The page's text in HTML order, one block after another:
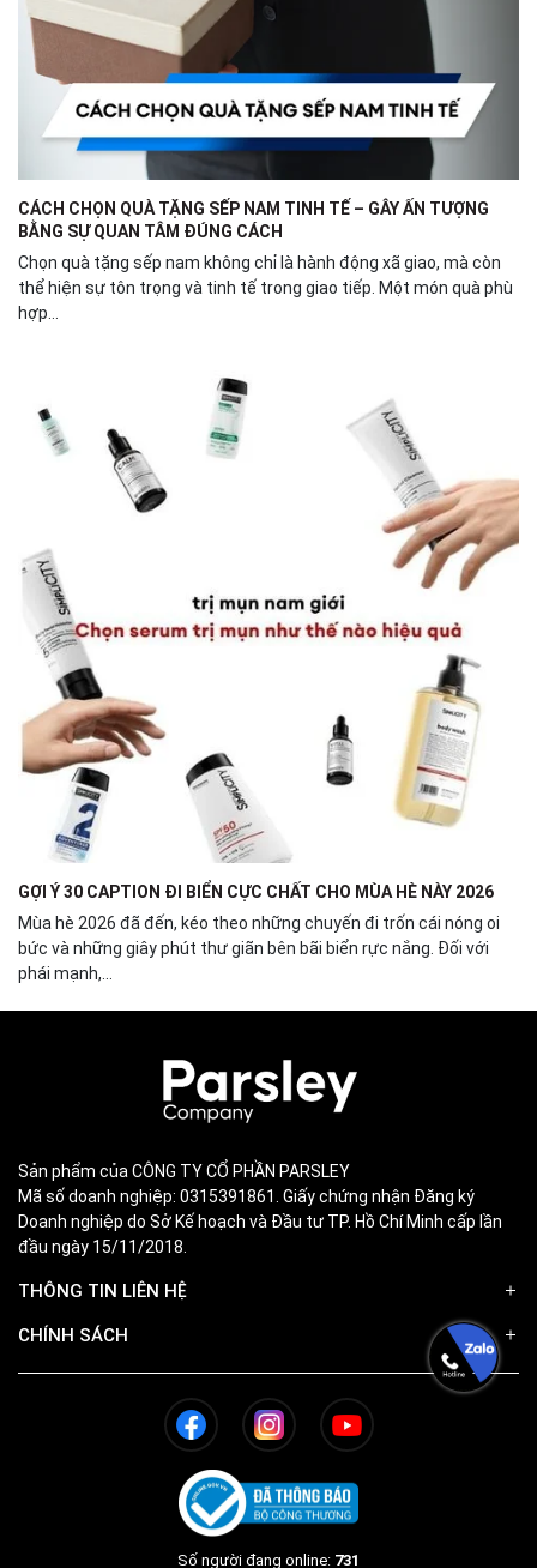
CÁCH CHỌN QUÀ TẶNG SẾP NAM TINH TẾ – GÂY ẤN TƯỢNG
BẰNG SỰ QUAN TÂM ĐÚNG CÁCH
Chọn quà tặng sếp nam không chỉ là hành động xã giao, mà còn
thể hiện sự tôn trọng và tinh tế trong giao tiếp. Một món quà phù
hợp...
GỢI Ý 30 CAPTION ĐI BIỂN CỰC CHẤT CHO MÙA HÈ NÀY 2026
Mùa hè 2026 đã đến, kéo theo những chuyến đi trốn cái nóng oi
bức và những giây phút thư giãn bên bãi biển rực nắng. Đối với
phái mạnh,...
Sản phẩm của CÔNG TY CỔ PHẦN PARSLEY
Mã số doanh nghiệp: 0315391861. Giấy chứng nhận Đăng ký
Doanh nghiệp do Sở Kế hoạch và Đầu tư TP. Hồ Chí Minh cấp lần
đầu ngày 15/11/2018.
THÔNG TIN LIÊN HỆ
CHÍNH SÁCH
Số người đang online: 731